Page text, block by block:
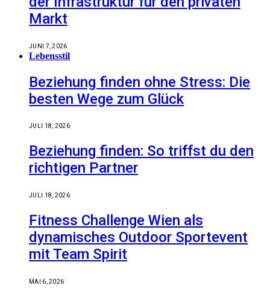
Markt
JUNI 7, 2026
Lebensstil
Beziehung finden ohne Stress: Die
besten Wege zum Glück
JULI 18, 2026
Beziehung finden: So triffst du den
richtigen Partner
JULI 18, 2026
Fitness Challenge Wien als
dynamisches Outdoor Sportevent
mit Team Spirit
MAI 6, 2026